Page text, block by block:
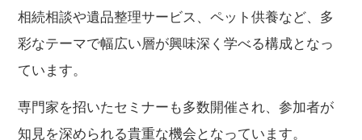
相続相談や遺品整理サービス、ペット供養など、多
彩なテーマで幅広い層が興味深く学べる構成となっ
ています。
専門家を招いたセミナーも多数開催され、参加者が
知見を深められる貴重な機会となっています。